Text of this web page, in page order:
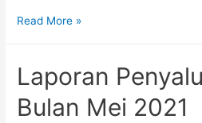
Laporan
Juni
2021
Read More »
Laporan
Bulan Mei 2021